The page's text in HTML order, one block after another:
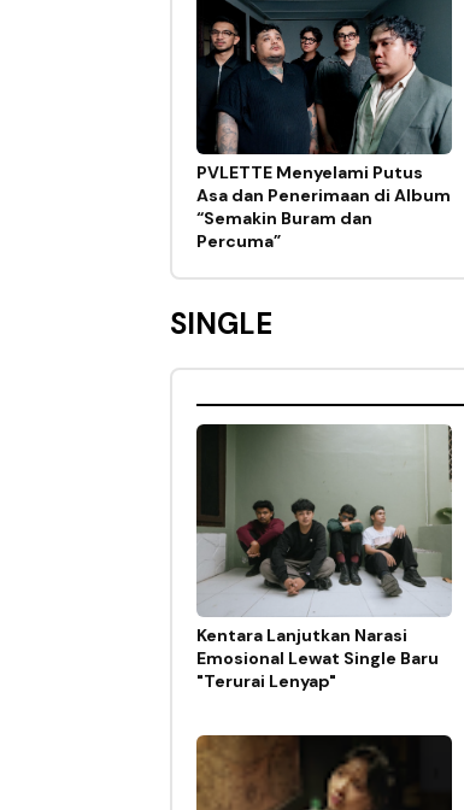
PVLETTE Menyelami Putus
Asa dan Penerimaan di Album
“Semakin Buram dan
Percuma”
SINGLE
Kentara Lanjutkan Narasi
Emosional Lewat Single Baru
"Terurai Lenyap"